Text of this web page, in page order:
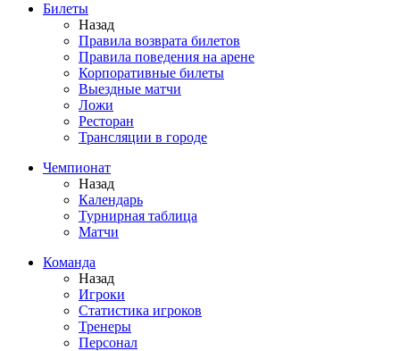
Билеты
Назад
Правила возврата билетов
Правила поведения на арене
Корпоративные билеты
Выездные матчи
Ложи
Ресторан
Трансляции в городе
Чемпионат
Назад
Календарь
Турнирная таблица
Матчи
Команда
Назад
Игроки
Статистика игроков
Тренеры
Персонал